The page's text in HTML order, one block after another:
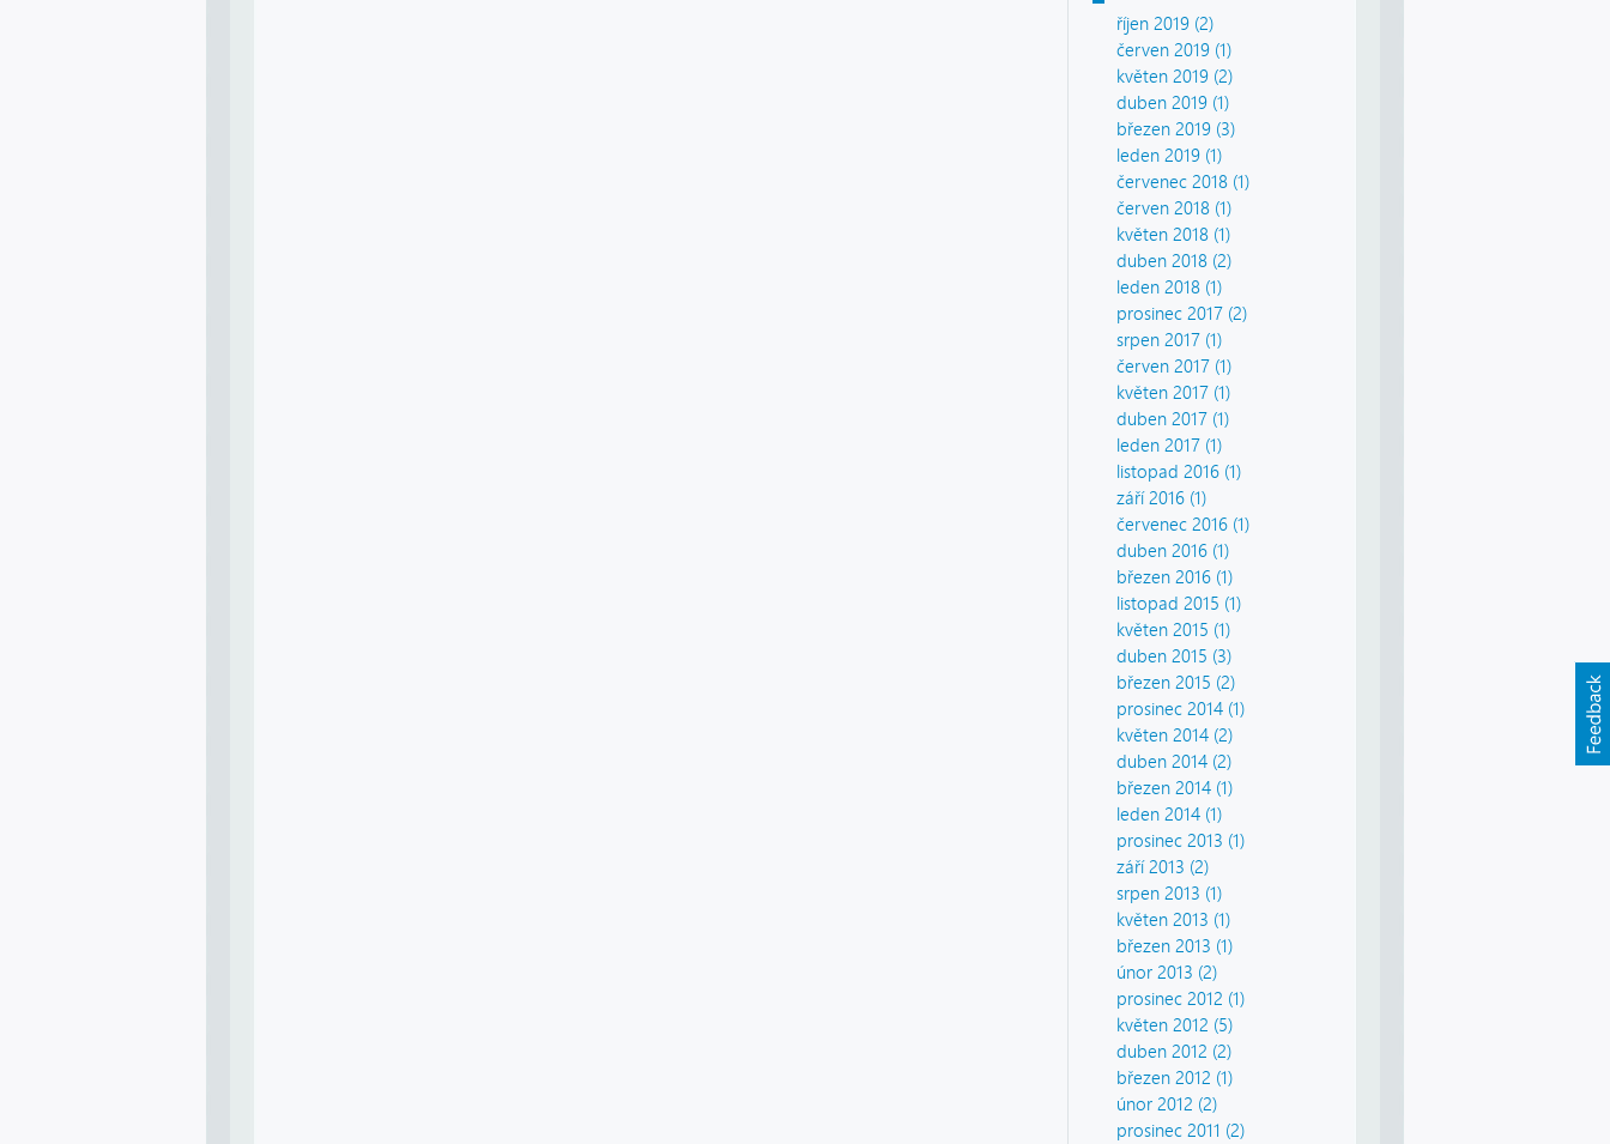
říjen 2019 (2)
červen 2019 (1)
květen 2019 (2)
duben 2019 (1)
březen 2019 (3)
leden 2019 (1)
červenec 2018 (1)
červen 2018 (1)
květen 2018 (1)
duben 2018 (2)
leden 2018 (1)
prosinec 2017 (2)
srpen 2017 (1)
červen 2017 (1)
květen 2017 (1)
duben 2017 (1)
leden 2017 (1)
listopad 2016 (1)
září 2016 (1)
červenec 2016 (1)
duben 2016 (1)
březen 2016 (1)
listopad 2015 (1)
květen 2015 (1)
duben 2015 (3)
březen 2015 (2)
prosinec 2014 (1)
květen 2014 (2)
duben 2014 (2)
březen 2014 (1)
leden 2014 (1)
prosinec 2013 (1)
září 2013 (2)
srpen 2013 (1)
květen 2013 (1)
březen 2013 (1)
únor 2013 (2)
prosinec 2012 (1)
květen 2012 (5)
duben 2012 (2)
březen 2012 (1)
únor 2012 (2)
prosinec 2011 (2)